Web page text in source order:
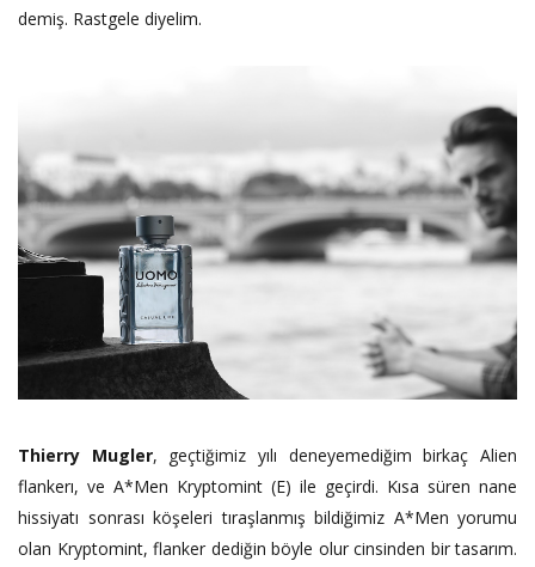
demiş. Rastgele diyelim.
Thierry Mugler, geçtiğimiz yılı deneyemediğim birkaç Alien
flankerı, ve A*Men Kryptomint (E) ile geçirdi. Kısa süren nane
hissiyatı sonrası köşeleri tıraşlanmış bildiğimiz A*Men yorumu
olan Kryptomint, flanker dediğin böyle olur cinsinden bir tasarım.